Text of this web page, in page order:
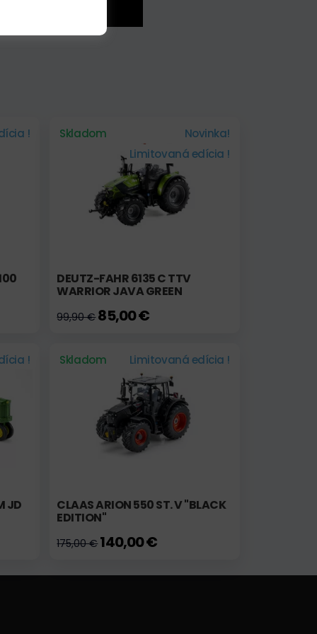
! Skladom
Novinka!
Limitovaná edícia !
DEUTZ-FAHR 6135 C TTV
WARRIOR JAVA GREEN
99,90 €85,00 €
!
JD
Skladom Limitovaná edícia !
CLAAS ARION 550 ST. V "BLACK
EDITION"
175,00 €140,00 €